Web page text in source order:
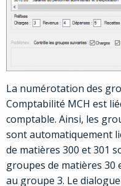
La numérotation des
Comptabilité MCH est
comptable. Ainsi, les
sont automatiquement
de matières 300 et 301
groupes de matières 30
au groupe 3. Le